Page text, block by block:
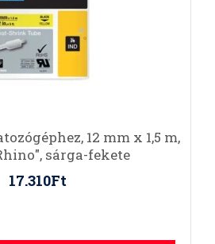
12 mm x 1,5 m,
sárga-fekete
17.310Ft